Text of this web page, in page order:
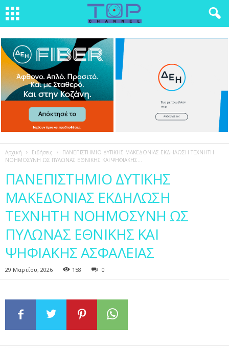
Αρχική Ειδήσεις
ΠΑΝΕΠΙΣΤΗΜΙΟ ΔΥΤΙΚΗΣ ΜΑΚΕΔΟΝΙΑΣ ΕΚΔΗΛΩΣΗ ΤΕΧΝΗΤΗ
ΝΟΗΜΟΣΥΝΗ ΩΣ ΠΥΛΩΝΑΣ ΕΘΝΙΚΗΣ ΚΑΙ ΨΗΦΙΑΚΗΣ...
ΠΑΝΕΠΙΣΤΗΜΙΟ ΔΥΤΙΚΗΣ
ΜΑΚΕΔΟΝΙΑΣ ΕΚΔΗΛΩΣΗ
ΤΕΧΝΗΤΗ ΝΟΗΜΟΣΥΝΗ ΩΣ
ΠΥΛΩΝΑΣ ΕΘΝΙΚΗΣ ΚΑΙ
ΨΗΦΙΑΚΗΣ ΑΣΦΑΛΕΙΑΣ
29 Μαρτίου, 2026 158 0